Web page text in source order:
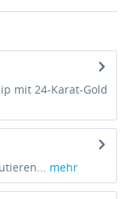
mit 24-Karat-Gold
mehr